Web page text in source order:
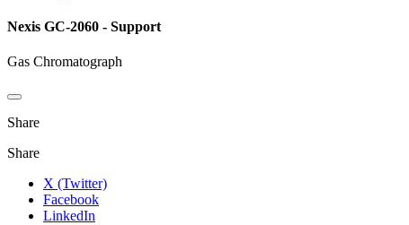
Nexis GC-2060 - Support
Gas Chromatograph
Share
Share
X (Twitter)
Facebook
LinkedIn